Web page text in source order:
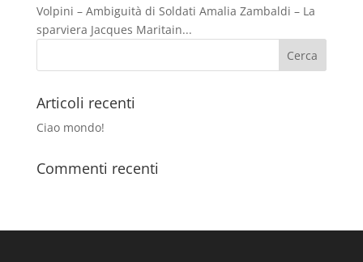
Volpini – Ambiguità di Soldati Amalia Zambaldi – La
sparviera Jacques Maritain...
Articoli recenti
Ciao mondo!
Commenti recenti